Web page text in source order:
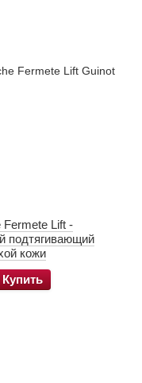
Lift -
подтягивающий
кожи
Купить